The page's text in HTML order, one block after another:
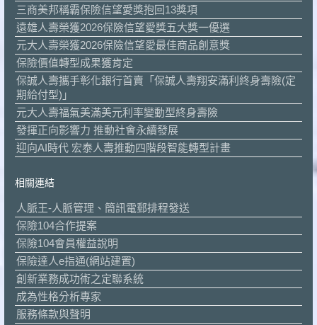
三商美邦稱霸保險信望愛獎抱回13獎項
遠雄人壽榮獲2026保險信望愛獎五大獎一優選
元大人壽榮獲2026保險信望愛最佳商品創意獎
保險價值轉型成果獲肯定
保誠人壽攜手彰化銀行首賣「保誠人壽翔安滿利終身壽險(定
期給付型)」
元大人壽福氣美滿美元利率變動型終身壽險
發揮正向影響力 推動社會永續發展
迎向AI時代 宏泰人壽推動四階段智能轉型計畫
相關連結
人脈王-人脈管理、簡訊電郵排程發送
保險104合作提案
保險104會員權益說明
保險達人e指通(網站建置)
創新業務成功術之定聯系統
成為性格分析專家
服務條款與聲明